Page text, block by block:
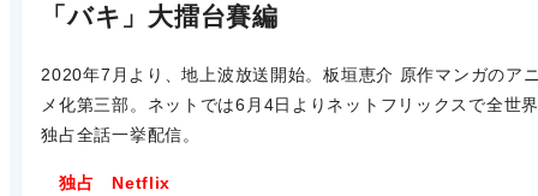
「バキ」大擂台賽編
2020年7月より、地上波放送開始。板垣恵介 原作マンガのア
メ化第三部。ネットでは6月4日よりネットフリックスで全世
独占全話一挙配信。
独占 Netflix